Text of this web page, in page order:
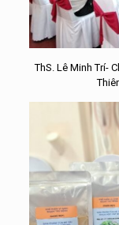
ThS. Lê Minh Trí-